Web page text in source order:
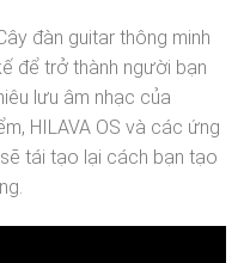
đàn guitar thông minh
để trở thành người bạn
lưu âm nhạc của
HILAVA OS và các ứng
tái tạo lại cách bạn tạo